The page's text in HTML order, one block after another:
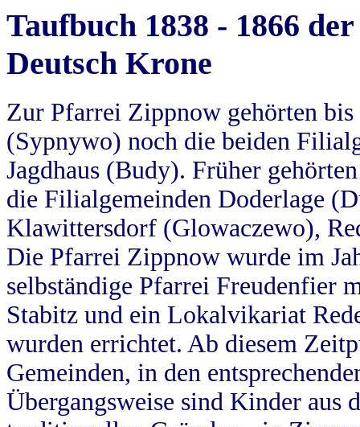
Taufbuch 1838 - 1866
Deutsch Krone
Zur Pfarrei Zippnow gehörten
(Sypnywo) noch die beiden
Jagdhaus (Budy). Früher
die Filialgemeinden Doderlage
Klawittersdorf (Glowaczewo),
Die Pfarrei Zippnow wurde im
selbständige Pfarrei Freudenfier
Stabitz und ein Lokalvikariat
wurden errichtet. Ab diesem
Gemeinden, in den
Übergangsweise sind Kinder aus